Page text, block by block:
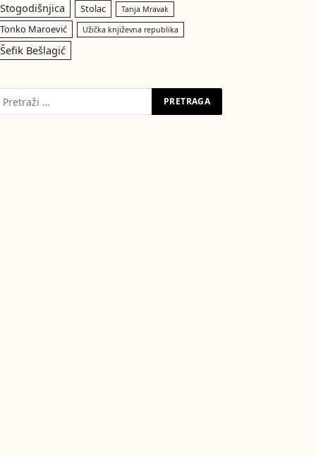
Stogodišnjica Stolac Tanja Mravak
Tonko Maroević Užička književna republika
Šefik Bešlagić